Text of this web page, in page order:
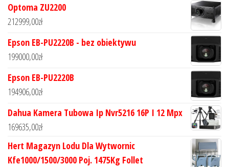
Optoma ZU2200
212999,00zł
Epson EB-PU2220B - bez obiektywu
199000,00zł
Epson EB-PU2220B
194906,00zł
Dahua Kamera Tubowa Ip Nvr5216 16P I 12 Mpx
169635,00zł
Hert Magazyn Lodu Dla Wytwornic
Kfe1000/1500/3000 Poj. 1475Kg Follet